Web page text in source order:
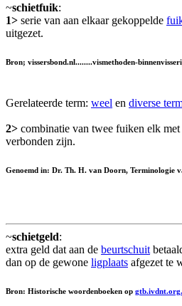
~schietfuik:
1> serie van aan elkaar gekoppelde
uitgezet.
Bron; vissersbond.nl........vismethoden-
Gerelateerde term: weel en diverse
2> combinatie van twee fuiken elk
verbonden zijn.
Genoemd in: Dr. Th. H. van Doorn, Terminologie
~schietgeld:
extra geld dat aan de beurtschuit
dan op de gewone ligplaats afgezet te
Bron: Historische woordenboeken op gtb.ivdnt.org.